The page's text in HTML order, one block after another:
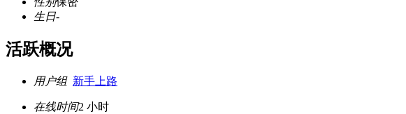
生日-
活跃概况
用户组 新手上路
在线时间2 小时